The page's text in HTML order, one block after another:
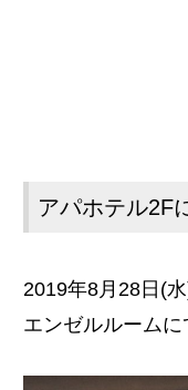
アパホテル2F
2019年8月28日(
エンゼルルームに